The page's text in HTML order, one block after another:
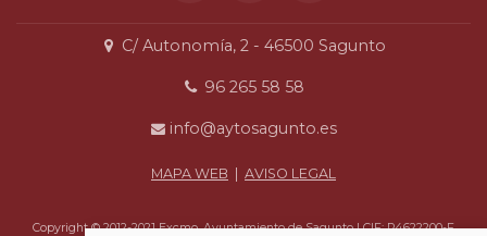
C/ Autonomía, 2 - 46500 Sagunto
96 265 58 58
info@aytosagunto.es
MAPA WEB AVISO LEGAL
Copyright © 2012-2021 Excmo. Ayuntamiento de Sagunto | CIF: P4622200-F